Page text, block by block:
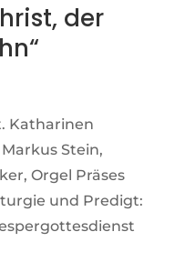
der
Katharinen
Stein,
Orgel Präses
und Predigt: